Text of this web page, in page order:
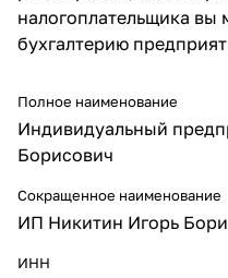
налогоплательщика вы
бухгалтерию
Полное наименование
Индивидуальный
Борисович
Сокращенное наименование
ИП Никитин Игорь
ИНН